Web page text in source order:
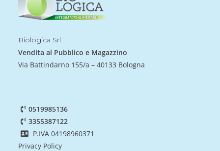
Biologica Srl
Vendita al Pubblico e Magazzino
Via Battindarno 155/a – 40133 Bologna
0519985136
3355387122
P.IVA 04198960371
Privacy Policy